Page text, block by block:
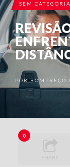
SEM CATEGORIA
PORBOMPREÇO
0
SHARE